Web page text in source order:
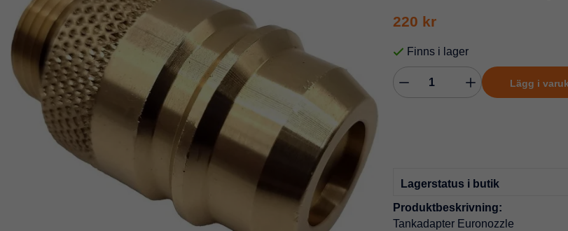
220 kr
Finns i lager
Lägg i
Lagerstatus i butik
Produktbeskrivning:
Tankadapter Euronozzle